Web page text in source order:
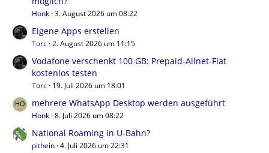
Honk 3. August 2026 um 08:22
Eigene Apps erstellen
Torc 2. August 2026 um 11:15
Vodafone verschenkt 100 GB: Prepaid-Allnet-Flat
kostenlos testen
Torc 19. Juli 2026 um 18:01
mehrere WhatsApp Desktop werden ausgeführt
Honk 8. Juli 2026 um 08:22
National Roaming in U-Bahn?
pithein 4. Juli 2026 um 22:31